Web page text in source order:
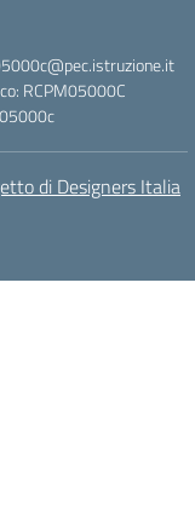
RCPM05000C
di Designers Italia